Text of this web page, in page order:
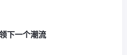
下一个潮流